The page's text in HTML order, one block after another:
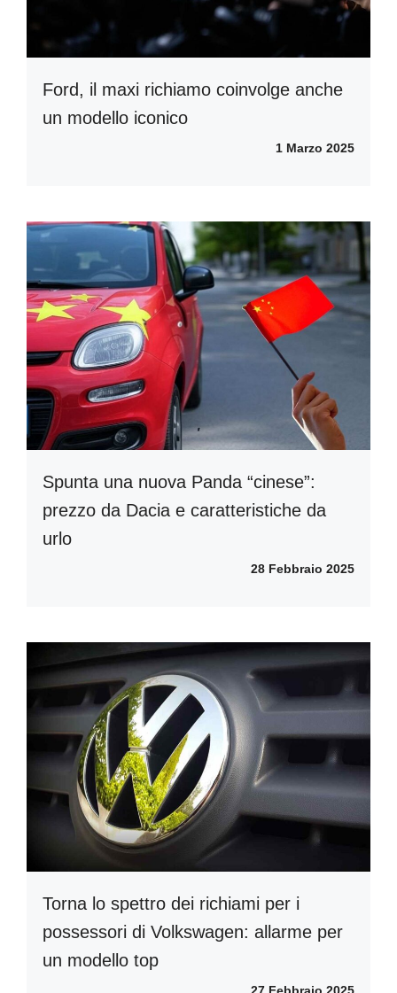
Ford, il maxi richiamo coinvolge anche
un modello iconico
1 Marzo 2025
Spunta una nuova Panda “cinese”:
prezzo da Dacia e caratteristiche da
urlo
28 Febbraio 2025
Torna lo spettro dei richiami per i
possessori di Volkswagen: allarme per
un modello top